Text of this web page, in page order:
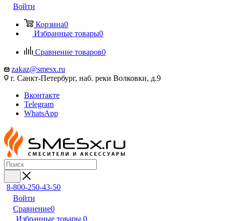
Войти
Корзина0
Избранные товары0
Сравнение товаров0
zakaz@smesx.ru
г. Санкт-Петербург, наб. реки Волковки, д.9
Вконтакте
Telegram
WhatsApp
8-800-250-43-50
Войти
Сравнение0
Избранные товары 0